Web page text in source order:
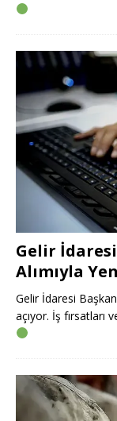
Gelir İdaresi
Alımıyla
Gelir İdaresi
açıyor. İş fırsatları